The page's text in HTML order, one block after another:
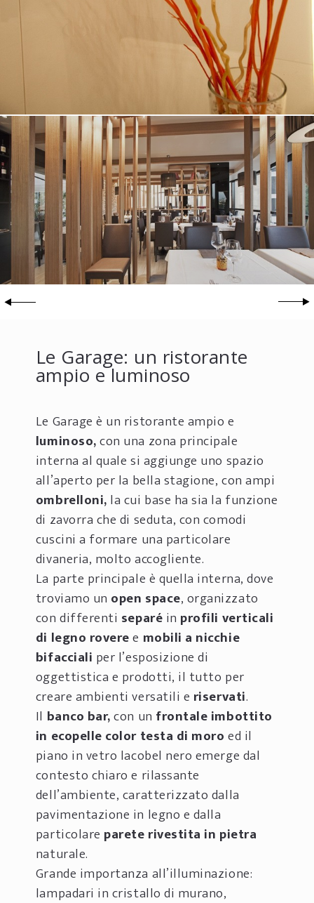
Le Garage: un ristorante
ampio e luminoso
Le Garage è un ristorante ampio e
luminoso,con una zona principale
interna al quale si aggiunge uno spazio
all’aperto per la bella stagione, con ampi
ombrelloni,la cui base ha sia la funzione
di zavorra che di seduta, con comodi
cuscini a formare una particolare
divaneria, molto accogliente.
La parte principale è quella interna, dove
troviamo un open space, organizzato
con differenti separéin profili verticali
di legno roveree mobili a nicchie
bifacciali per l’esposizione di
oggettistica e prodotti, il tutto per
creare ambienti versatili e riservati.
Il banco bar,con un frontale imbottito
in ecopelle color testa di moroed il
piano in vetro lacobel nero emerge dal
contesto chiaro e rilassante
dell’ambiente, caratterizzato dalla
pavimentazione in legno e dalla
particolare parete rivestita in pietra
naturale.
Grande importanza all’illuminazione:
lampadari in cristallo di murano,